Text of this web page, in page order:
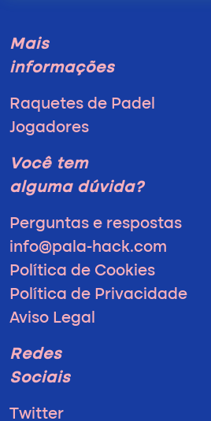
Mais
informações
Raquetes de Padel
Jogadores
Você tem
alguma dúvida?
Perguntas e respostas
info@pala-hack.com
Política de Cookies
Política de Privacidade
Aviso Legal
Redes
Sociais
Twitter